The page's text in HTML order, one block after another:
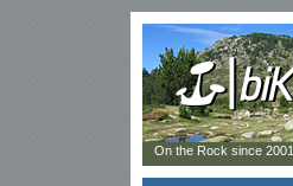
On the Rock since 2001